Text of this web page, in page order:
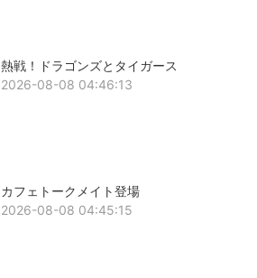
熱戦！ドラゴンズとタイガース
2026-08-08 04:46:13
カフェトークメイト登場
2026-08-08 04:45:15